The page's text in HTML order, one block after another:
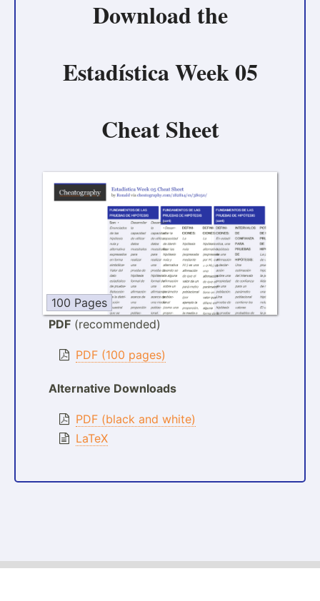
Download the
Estadística Week 05
Cheat Sheet
100 Pages
PDF (recommended)
PDF (100 pages)
Alternative Downloads
PDF (black and white)
LaTeX